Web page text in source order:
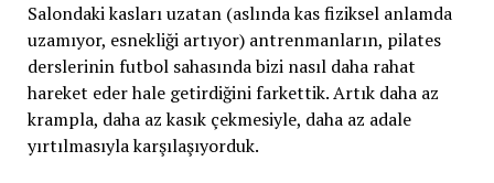
Salondaki kasları uzatan (aslında kas fiziksel anlamda
uzamıyor, esnekliği artıyor) antrenmanların, pilates
derslerinin futbol sahasında bizi nasıl daha rahat
hareket eder hale getirdiğini farkettik. Artık daha az
krampla, daha az kasık çekmesiyle, daha az adale
yırtılmasıyla karşılaşıyorduk.